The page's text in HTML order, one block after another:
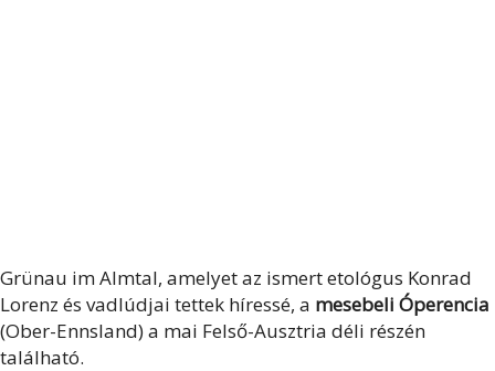
Grünau im Almtal, amelyet az ismert etológus Konrad
Lorenz és vadlúdjai tettek híressé, a mesebeli Óperencia
(Ober-Ennsland) a mai Felső-Ausztria déli részén
található.